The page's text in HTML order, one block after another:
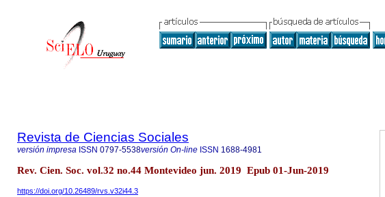
Revista de Ciencias Sociales
versión impresa ISSN 0797-5538versión On-line ISSN 1688-4981
Rev. Cien. Soc. vol.32 no.44 Montevideo jun. 2019 Epub 01-Jun-2019
https://doi.org/10.26489/rvs.v32i44.3